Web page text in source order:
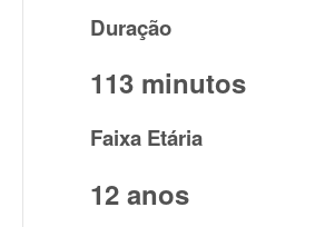
Duração
113 minutos
Faixa Etária
12 anos